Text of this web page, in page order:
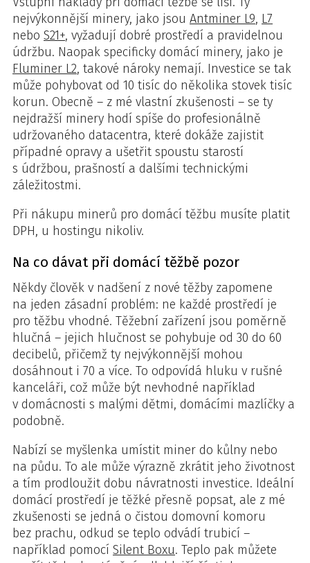
nejvýkonnější minery, jako jsou Antminer L9, L7
nebo S21+, vyžadují dobré prostředí a pravidelnou
údržbu. Naopak specificky domácí minery, jako je
Fluminer L2, takové nároky nemají. Investice se tak
může pohybovat od 10 tisíc do několika stovek tisíc
korun. Obecně – z mé vlastní zkušenosti – se ty
nejdražší minery hodí spíše do profesionálně
udržovaného datacentra, které dokáže zajistit
případné opravy a ušetřit spoustu starostí
s údržbou, prašností a dalšími technickými
záležitostmi.
Při nákupu minerů pro domácí těžbu musíte platit
DPH, u hostingu nikoliv.
Na co dávat při domácí těžbě pozor
Někdy člověk v nadšení z nové těžby zapomene
na jeden zásadní problém: ne každé prostředí je
pro těžbu vhodné. Těžební zařízení jsou poměrně
hlučná – jejich hlučnost se pohybuje od 30 do 60
decibelů, přičemž ty nejvýkonnější mohou
dosáhnout i 70 a více. To odpovídá hluku v rušné
kanceláři, což může být nevhodné například
v domácnosti s malými dětmi, domácími mazlíčky a
podobně.
Nabízí se myšlenka umístit miner do kůlny nebo
na půdu. To ale může výrazně zkrátit jeho životnost
a tím prodloužit dobu návratnosti investice. Ideální
domácí prostředí je těžké přesně popsat, ale z mé
zkušenosti se jedná o čistou domovní komoru
bez prachu, odkud se teplo odvádí trubicí –
například pomocí Silent Boxu. Teplo pak můžete